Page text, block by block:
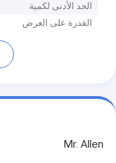
الحد الأدنى لكمية
القدرة على العرض
Mr. Allen